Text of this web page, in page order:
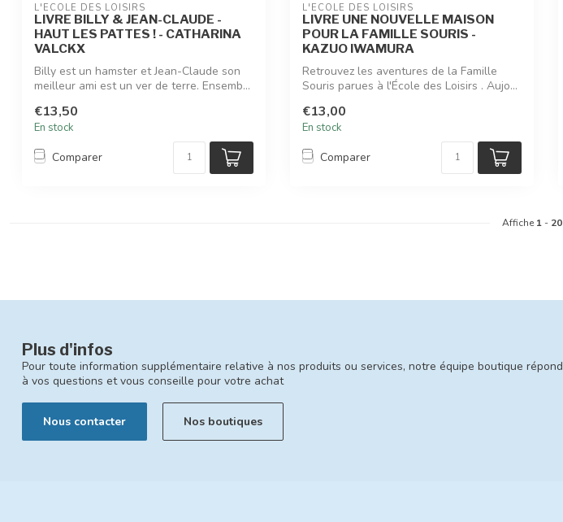
L'ÉCOLE DES LOISIRS
LIVRE BILLY & JEAN-CLAUDE -
HAUT LES PATTES ! - CATHARINA
VALCKX
Billy est un hamster et Jean-Claude son
meilleur ami est un ver de terre. Ensemb...
€13,50
En stock
Comparer
L'ÉCOLE DES LOISIRS
LIVRE UNE NOUVELLE MAISON
POUR LA FAMILLE SOURIS -
KAZUO IWAMURA
Retrouvez les aventures de la Famille
Souris parues à l'École des Loisirs . Aujo...
€13,00
En stock
Comparer
Affiche 1 - 20
Plus d'infos
Pour toute information supplémentaire relative à nos produits ou services, notre équipe boutique répond
à vos questions et vous conseille pour votre achat
Nous contacter Nos boutiques